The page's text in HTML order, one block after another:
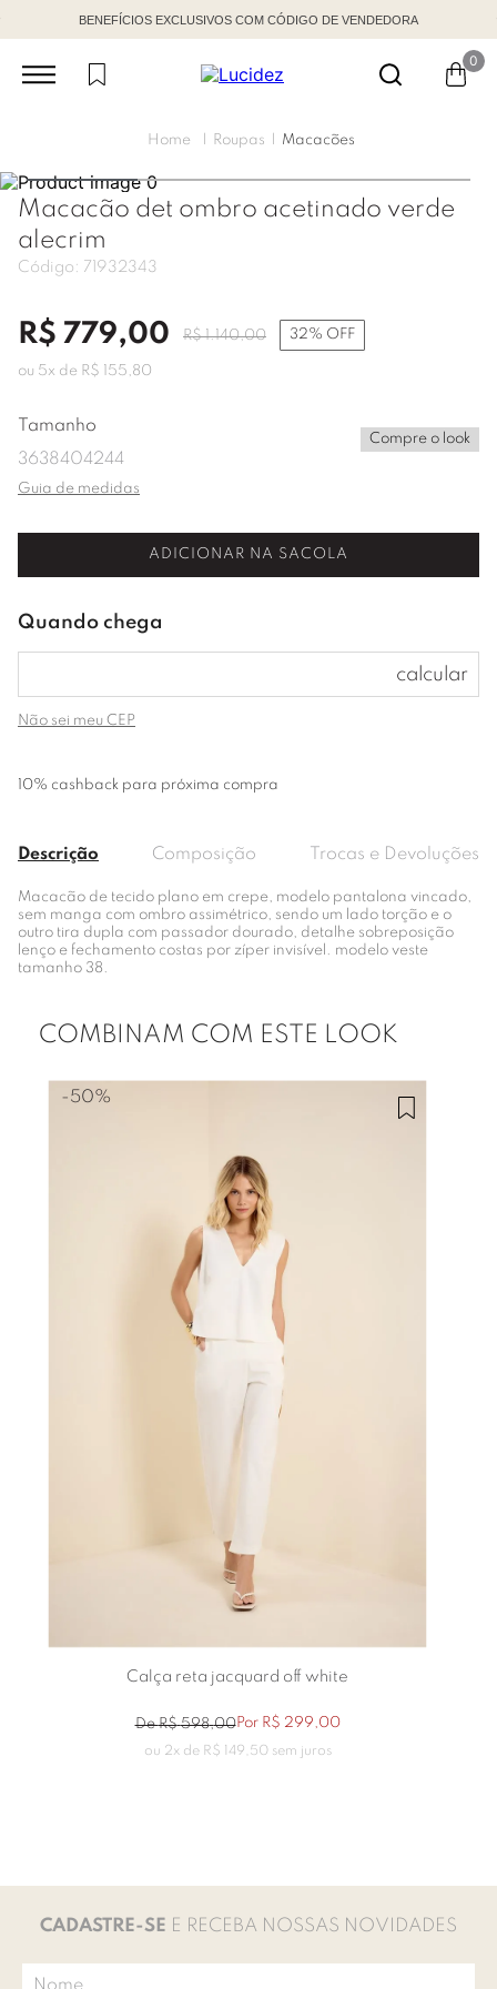
BENEFÍCIOS EXCLUSIVOS COM CÓDIGO DE VENDEDORA
0
Roupas Macacões
Macacão det ombro acetinado verde
alecrim
Código: 71932343
R$ 779,00 R$ 1.140,00 32% OFF
ou 5x de R$ 155 ,80
Tamanho
3638404244
Compre o look
Guia de medidas
ADICIONAR NA SACOLA
Não sei meu CEP
10% cashback para próxima compra
Descrição Composição Trocas e Devoluções
Macacão de tecido plano em crepe, modelo pantalona vincado,
sem manga com ombro assimétrico, sendo um lado torção e o
outro tira dupla com passador dourado, detalhe sobreposição
lenço e fechamento costas por zíper invisível. modelo veste
tamanho 38.
COMBINAM COM ESTE LOOK
-50%
Calça reta jacquard off white
DeR$ 598,00Por R$ 299,00
ou 2x de R$ 149 50sem juros
CADASTRE-SE E RECEBA NOSSAS NOVIDADES